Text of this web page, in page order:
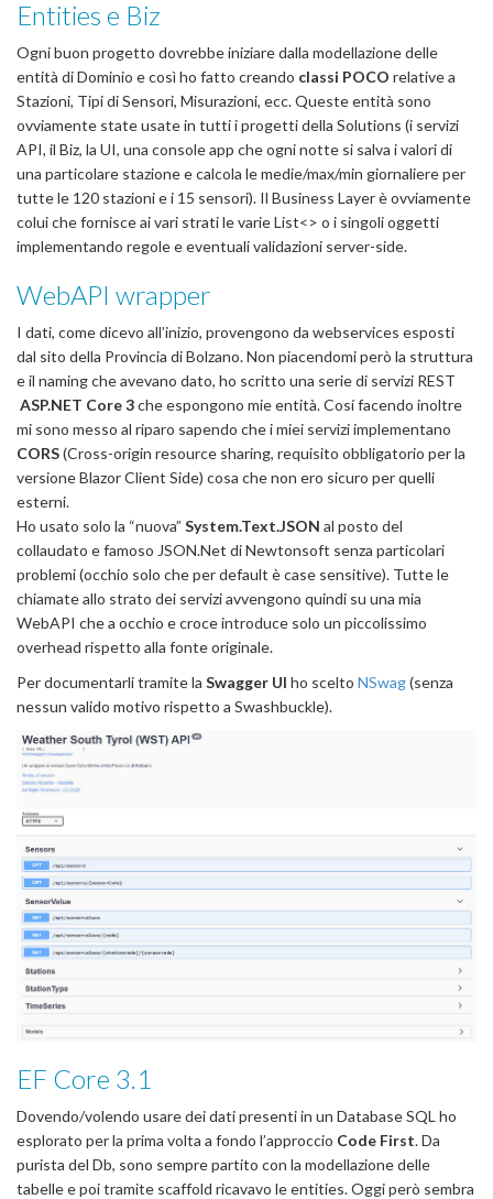
Entities e Biz
Ogni buon progetto dovrebbe iniziare dalla modellazione delle
entità di Dominio e così ho fatto creando classi POCO relative a
Stazioni, Tipi di Sensori, Misurazioni, ecc. Queste entità sono
ovviamente state usate in tutti i progetti della Solutions (i servizi
API, il Biz, la UI, una console app che ogni notte si salva i valori di
una particolare stazione e calcola le medie/max/min giornaliere per
tutte le 120 stazioni e i 15 sensori). Il Business Layer è ovviamente
colui che fornisce ai vari strati le varie List<> o i singoli oggetti
implementando regole e eventuali validazioni server-side.
WebAPI wrapper
I dati, come dicevo all’inizio, provengono da webservices esposti
dal sito della Provincia di Bolzano. Non piacendomi però la struttura
e il naming che avevano dato, ho scritto una serie di servizi REST
ASP.NET Core 3che espongono mie entità. Cosí facendo inoltre
mi sono messo al riparo sapendo che i miei servizi implementano
CORS(Cross-origin resource sharing, requisito obbligatorio per la
versione Blazor Client Side) cosa che non ero sicuro per quelli
esterni.
Ho usato solo la “nuova” System.Text.JSON al posto del
collaudato e famoso JSON.Net di Newtonsoft senza particolari
problemi (occhio solo che per default è case sensitive). Tutte le
chiamate allo strato dei servizi avvengono quindi su una mia
WebAPI che a occhio e croce introduce solo un piccolissimo
overhead rispetto alla fonte originale.
Per documentarli tramite la Swagger UI ho scelto NSwag(senza
nessun valido motivo rispetto a Swashbuckle).
EF Core 3.1
Dovendo/volendo usare dei dati presenti in un Database SQL ho
esplorato per la prima volta a fondo l’approccio Code First. Da
purista del Db, sono sempre partito con la modellazione delle
tabelle e poi tramite scaffold ricavavo le entities. Oggi però sembra